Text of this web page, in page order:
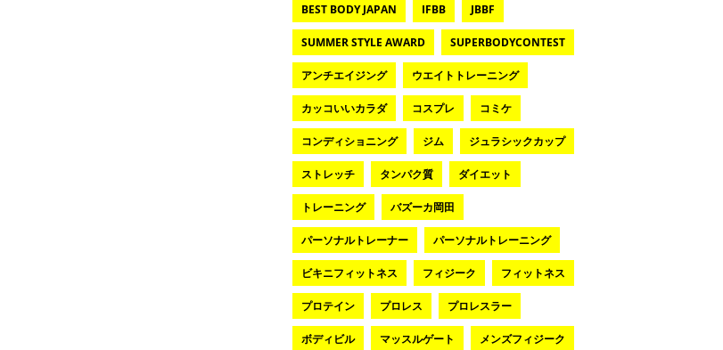
BEST BODY JAPAN IFBB JBBF
SUMMER STYLE AWARD SUPERBODYCONTEST
アンチエイジング ウエイトトレーニング
カッコいいカラダ コスプレ コミケ
コンディショニング ジム ジュラシックカップ
ストレッチ タンパク質 ダイエット
トレーニング バズーカ岡田
パーソナルトレーナー パーソナルトレーニング
ビキニフィットネス フィジーク フィットネス
プロテイン プロレス プロレスラー
ボディビル マッスルゲート メンズフィジーク